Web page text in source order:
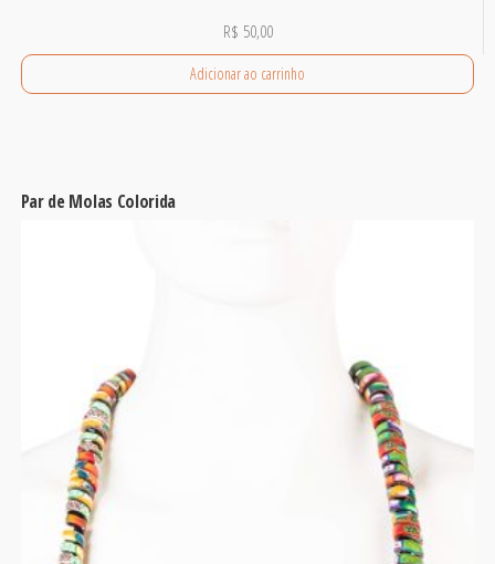
R$ 50,00
Adicionar ao carrinho
Par de Molas Colorida